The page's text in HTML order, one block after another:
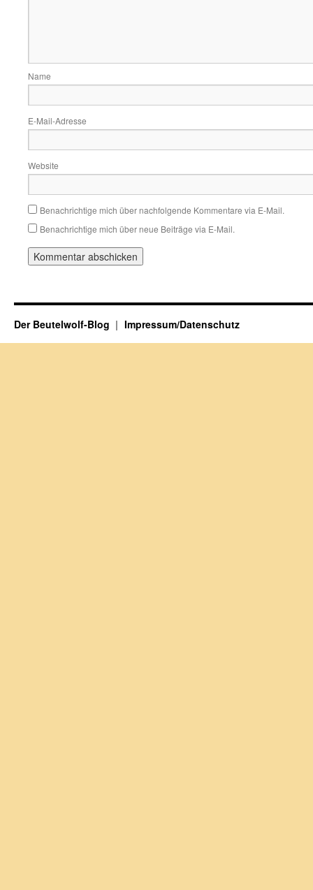
Name
E-Mail-Adresse
Website
Benachrichtige mich über nachfolgende Kommentare via E-Mail.
Benachrichtige mich über neue Beiträge via E-Mail.
Der Beutelwolf-Blog Impressum/Datenschutz